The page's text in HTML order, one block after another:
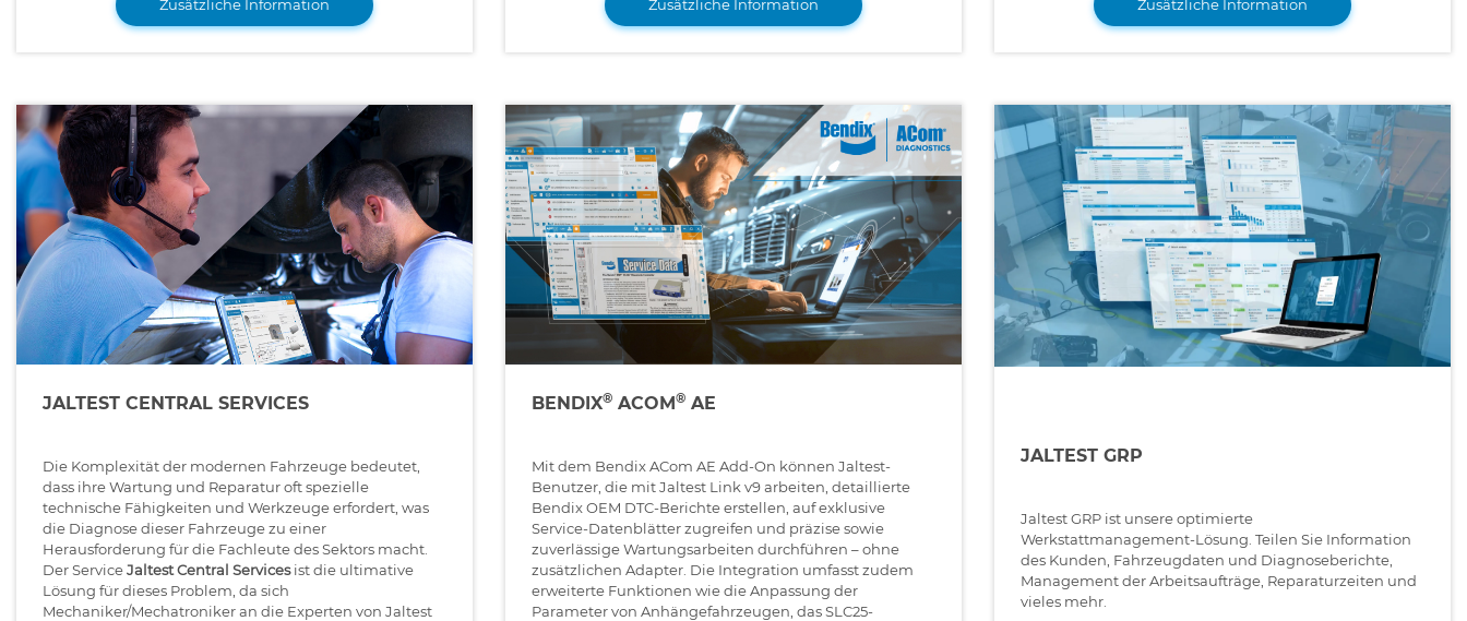
Zusätzliche Information Zusätzliche Information Zusätzliche Information
JALTEST CENTRAL SERVICES
Die Komplexität der modernen Fahrzeuge bedeutet,
dass ihre Wartung und Reparatur oft spezielle
technische Fähigkeiten und Werkzeuge erfordert, was
die Diagnose dieser Fahrzeuge zu einer
Herausforderung für die Fachleute des Sektors macht.
Der ServiceJaltest Central Servicesist die ultimative
Lösung für dieses Problem, da sich
Mechaniker/Mechatroniker an die Experten von Jaltest
BENDIX® ACOM® AE
Mit dem Bendix ACom AE Add-On können Jaltest-
Benutzer, die mit Jaltest Link v9 arbeiten, detaillierte
Bendix OEM DTC-Berichte erstellen, auf exklusive
Service-Datenblätter zugreifen und präzise sowie
zuverlässige Wartungsarbeiten durchführen – ohne
zusätzlichen Adapter. Die Integration umfasst zudem
erweiterte Funktionen wie die Anpassung der
Parameter von Anhängefahrzeugen, das SLC25-
JALTEST GRP
Jaltest GRP ist unsere optimierte
Werkstattmanagement-Lösung. Teilen Sie Information
des Kunden, Fahrzeugdaten und Diagnoseberichte,
Management der Arbeitsaufträge, Reparaturzeiten und
vieles mehr.